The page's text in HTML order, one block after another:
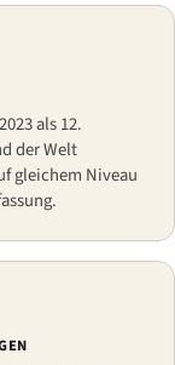
als 12.
der Welt
gleichem Niveau